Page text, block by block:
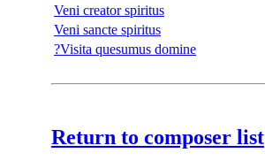
Veni creator spiritus
Veni sancte spiritus
?Visita quesumus domine
Return to composer list